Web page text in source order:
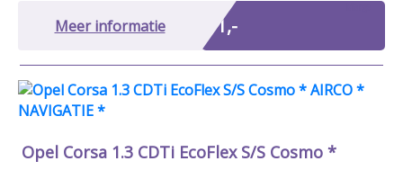
Meer informatie € 1,-
Opel Corsa 1.3 CDTi EcoFlex S/S Cosmo *